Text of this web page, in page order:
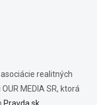
realitných
MEDIA SR, ktorá